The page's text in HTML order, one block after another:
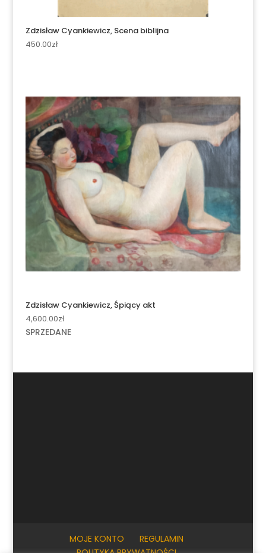
Zdzisław Cyankiewicz, Scena biblijna
450.00zł
Zdzisław Cyankiewicz, Śpiący akt
4,600.00zł
SPRZEDANE
MOJE KONTO
REGULAMIN